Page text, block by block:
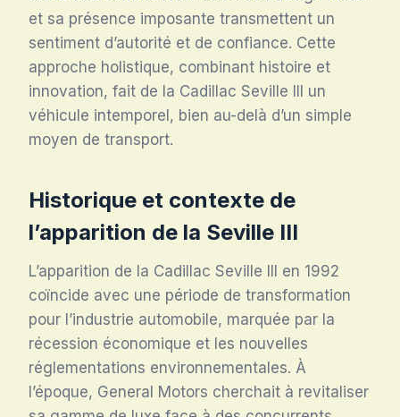
et sa présence imposante transmettent un
sentiment d’autorité et de confiance. Cette
approche holistique, combinant histoire et
innovation, fait de la Cadillac Seville III un
véhicule intemporel, bien au-delà d’un simple
moyen de transport.
Historique et contexte de
l’apparition de la Seville III
L’apparition de la Cadillac Seville III en 1992
coïncide avec une période de transformation
pour l’industrie automobile, marquée par la
récession économique et les nouvelles
réglementations environnementales. À
l’époque, General Motors cherchait à revitaliser